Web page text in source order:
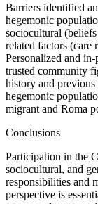
Barriers identified
hegemonic
sociocultural
related factors (care
Personalized and
trusted community
history and previous
hegemonic
migrant and Roma
Conclusions
Participation in the
sociocultural, and
responsibilities and
perspective is